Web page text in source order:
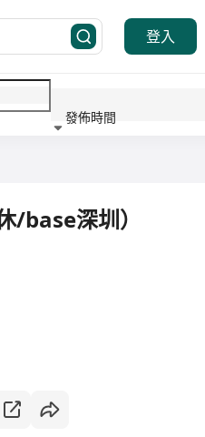
登入
發佈時間
/base深圳）